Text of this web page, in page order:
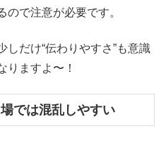
ので注意が必要です。
しだけ“伝わりやすさ”も意識
りますよ〜！
では混乱しやすい